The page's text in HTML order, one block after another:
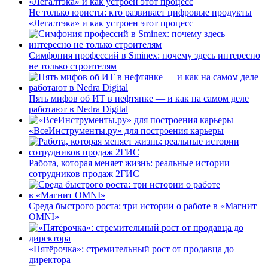
Не только юристы: кто развивает цифровые продукты
«Легалтэка» и как устроен этот процесс
Симфония профессий в Sminex: почему здесь интересно
не только строителям
Пять мифов об ИТ в нефтянке — и как на самом деле
работают в Nedra Digital
«ВсеИнструменты.ру» для построения карьеры
Работа, которая меняет жизнь: реальные истории
сотрудников продаж 2ГИС
Среда быстрого роста: три истории о работе в «Магнит
OMNI»
«Пятёрочка»: стремительный рост от продавца до
директора